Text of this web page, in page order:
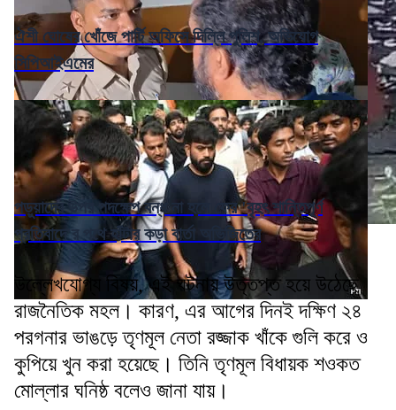
ঐশী ঘোষের খোঁজে পার্টি অফিসে দিল্লি পুলিশ, অভিযোগ
সিপিআইএমের
পড়ুয়াদের উপর পদক্ষেপ বন্ধ না হলে ফের 'বৃহৎ শান্তিপূর্ণ
প্রতিবাদে'র পথে হাঁটার কড়া বার্তা অভিজিতের
উল্লেখযোগ্য বিষয়, এই ঘটনায় উত্তপ্ত হয়ে উঠেছে
রাজনৈতিক মহল। কারণ, এর আগের দিনই দক্ষিণ ২৪
পরগনার ভাঙড়ে তৃণমূল নেতা রজ্জাক খাঁকে গুলি করে ও
কুপিয়ে খুন করা হয়েছে। তিনি তৃণমূল বিধায়ক শওকত
মোল্লার ঘনিষ্ঠ বলেও জানা যায়।